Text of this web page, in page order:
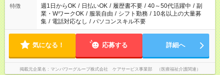
案内が難しい場合があります
特徴 週1日からOK / 日払いOK / 履歴書不要 / 40～50代活躍中 / 副
業・WワークOK / 服装自由 / シフト勤務 / 10名以上の大量募
集 / 電話対応なし / パソコンスキル不要
気になる！ 応募する 詳細へ
掲載元企業名 マンパワーグループ株式会社 ケアサービス事業部 （医療福祉介護関連）